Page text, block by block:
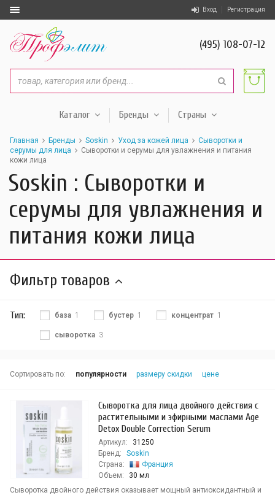
Вход Регистрация
(495) 108-07-12
Каталог Бренды Страны
Главная Бренды Soskin Уход за кожей лица
Сыворотки и
серумы для лица
Сыворотки и серумы для увлажнения и питания
кожи лица
Soskin : Сыворотки и
серумы для увлажнения и
питания кожи лица
Фильтр товаров
Тип: база 1 бустер 1 концентрат 1
сыворотка 3
Сортировать по: популярности размеру скидки цене
Сыворотка для лица двойного действия с
растительными и эфирными маслами Age
Detox Double Correction Serum
Артикул:
31250
Бренд:
Soskin
Страна:
Франция
Объем:
30 мл
Сыворотка двойного действия оказывает мощный антиоксидантный и